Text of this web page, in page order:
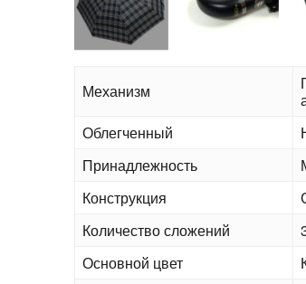
Механизм
Облегченный
Принадлежность
Конструкция
Количество сложений
Основной цвет